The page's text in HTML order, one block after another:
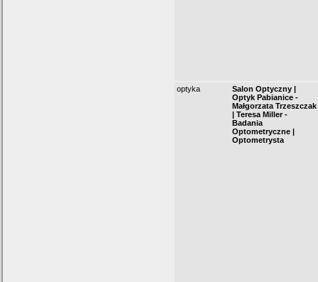
optyka
Salon Optyczny |
Optyk Pabianice -
Małgorzata Trzeszczak
| Teresa Miller -
Badania
Optometryczne |
Optometrysta